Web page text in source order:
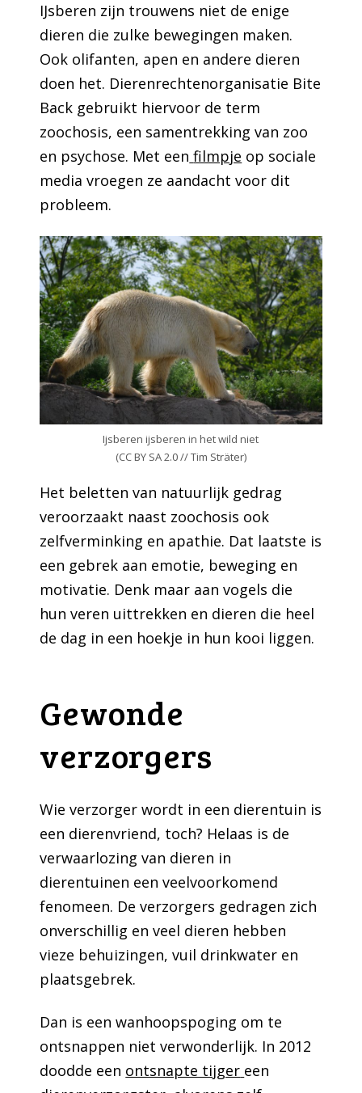
IJsberen zijn trouwens niet de enige
dieren die zulke bewegingen maken.
Ook olifanten, apen en andere dieren
doen het. Dierenrechtenorganisatie Bite
Back gebruikt hiervoor de term
zoochosis, een samentrekking van zoo
en psychose. Met een filmpje op sociale
media vroegen ze aandacht voor dit
probleem.
Ijsberen ijsberen in het wild niet
(CC BY SA 2.0 // Tim Sträter)
Het beletten van natuurlijk gedrag
veroorzaakt naast zoochosis ook
zelfverminking en apathie. Dat laatste is
een gebrek aan emotie, beweging en
motivatie. Denk maar aan vogels die
hun veren uittrekken en dieren die heel
de dag in een hoekje in hun kooi liggen.
Gewonde
verzorgers
Wie verzorger wordt in een dierentuin is
een dierenvriend, toch? Helaas is de
verwaarlozing van dieren in
dierentuinen een veelvoorkomend
fenomeen. De verzorgers gedragen zich
onverschillig en veel dieren hebben
vieze behuizingen, vuil drinkwater en
plaatsgebrek.
Dan is een wanhoopspoging om te
ontsnappen niet verwonderlijk. In 2012
doodde een ontsnapte tijger een